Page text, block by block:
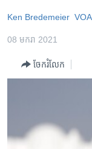
ទំព័រ​
ព័ត៌មាន​​
រំលង​
ទំព័រ​
ព្រឹត្តិការណ៍ព័ត៌មាន
កម្មវិធីទាំងអស់
Ken Bredemeier
08 មករា 2021
ចែករំលែក